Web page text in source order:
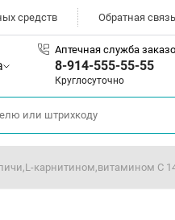
средств Обратная связь
Аптечная служба
8-914-555-55-55
Круглосуточно
карнитином,витамином С